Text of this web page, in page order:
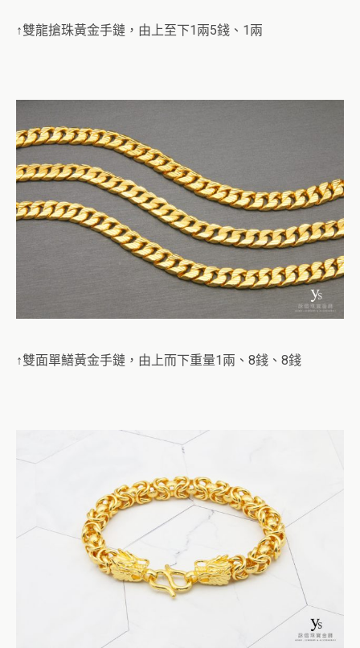
↑雙龍搶珠黃金手鏈，由上至下1兩5錢、1兩
↑雙面單鱔黃金手鏈，由上而下重量1兩、8錢、8錢